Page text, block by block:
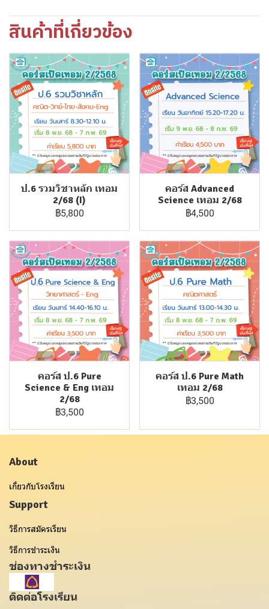
สินค้าที่เกี่ยวข้อง
ป.6 รวมวิชาหลัก เทอม
2/68 (I)
฿5,800
คอร์ส Advanced
Science เทอม 2/68
฿4,500
คอร์ส ป.6 Pure
Science & Eng เทอม
2/68
฿3,500
คอร์ส ป.6 Pure Math
เทอม 2/68
฿3,500
About
เกี่ยวกับโรงเรียน
Support
วิธีการสมัครเรียน
วิธีการชำระเงิน
ช่องทางชำระเงิน
ติดต่อโรงเรียน